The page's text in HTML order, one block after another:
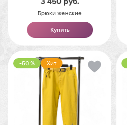
Брюки женские
Купить
-50 % Хит